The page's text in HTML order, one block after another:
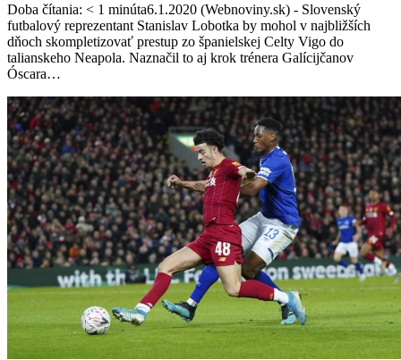
Vigo,
Valjent
odohral
celý
proti
Granade
(video)
Doba čítania: < 1 minúta6.1.2020 (Webnoviny.sk) - Slovenský
futbalový reprezentant Stanislav Lobotka by mohol v najbližších
dňoch skompletizovať prestup zo španielskej Celty Vigo do
talianskeho Neapola. Naznačil to aj krok trénera Galícijčanov
Óscara…